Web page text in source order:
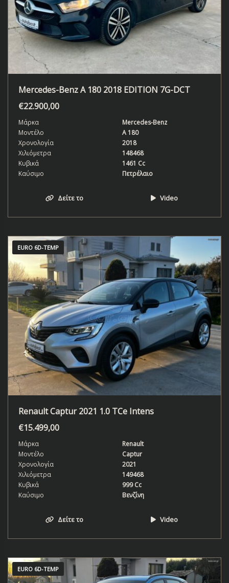
Mercedes-Benz A 180 2018 EDITION 7G-DCT
€22.900,00
Μάρκα
Mercedes-Benz
Μοντέλο
A 180
Χρονολογία
2018
Χιλιόμετρα
148468
Κυβικά
1461 Cc
Καύσιμο
Πετρέλαιο
Δείτε το Video
EURO 6D-TEMP
Renault Captur 2021 1.0 TCe Intens
€15.499,00
Μάρκα
Renault
Μοντέλο
Captur
Χρονολογία
2021
Χιλιόμετρα
149468
Κυβικά
999 Cc
Καύσιμο
Βενζίνη
Δείτε το Video
EURO 6D-TEMP